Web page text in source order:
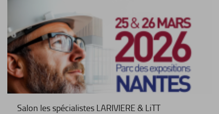
Salon les spécialistes LARIVIERE & LiTT